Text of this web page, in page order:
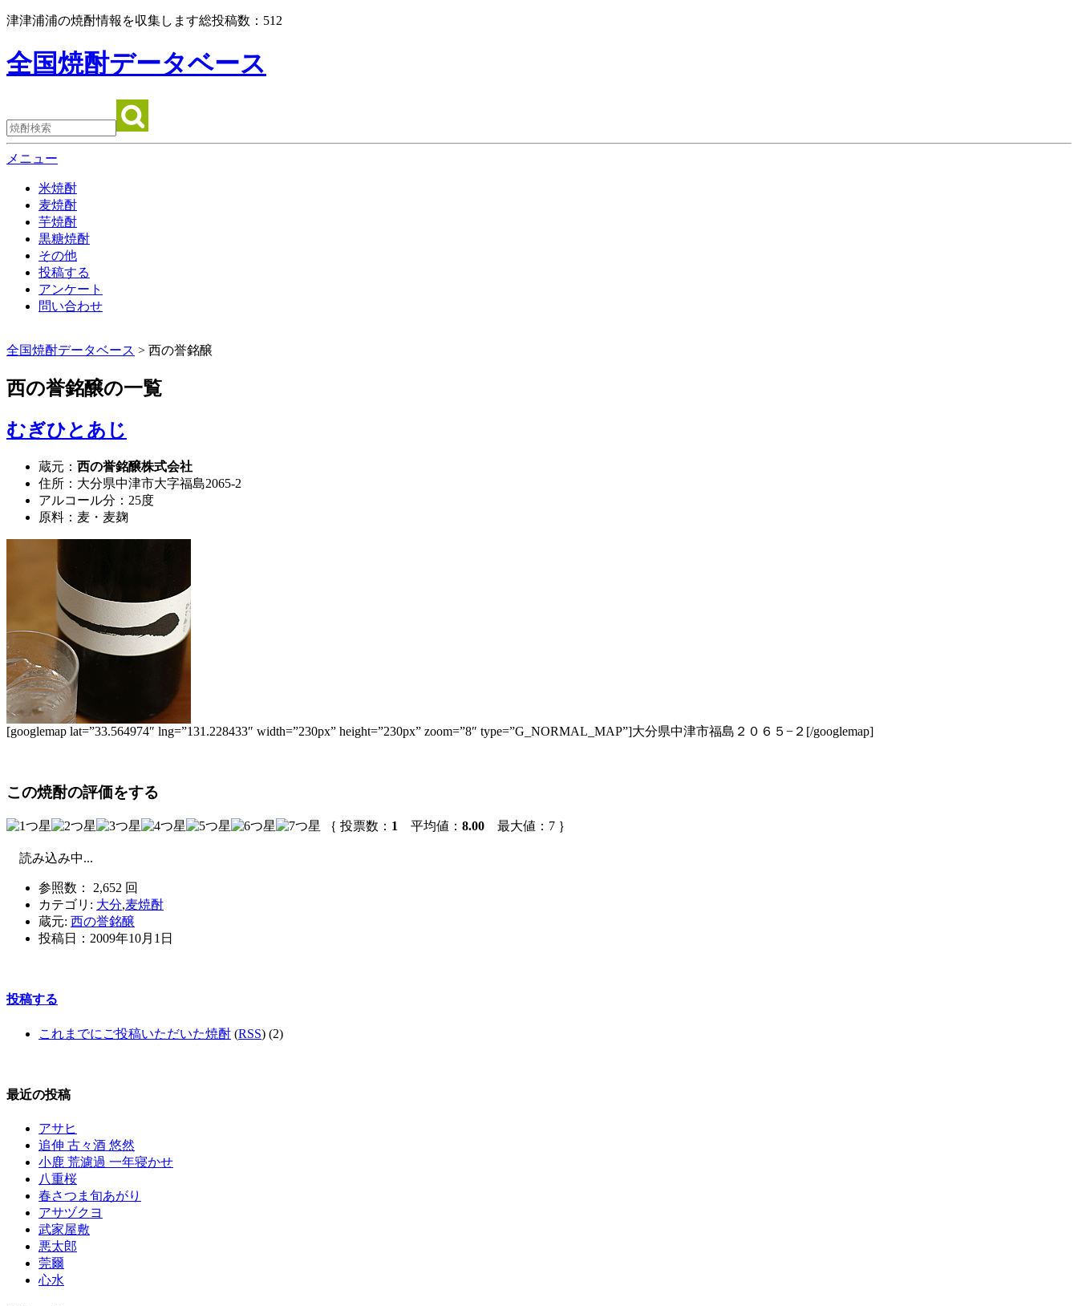
津津浦浦の焼酎情報を収集します総投稿数： 512
全国焼酎データベース
メニュー
米焼酎
麦焼酎
芋焼酎
黒糖焼酎
その他
投稿する
アンケート
問い合わせ
全国焼酎データベース > 西の誉銘醸
西の誉銘醸の一覧
むぎひとあじ
蔵元： 西の誉銘醸株式会社
住所：大分県中津市大字福島2065-2
アルコール分：25度
原料：麦・麦麹
[googlemap lat=”33.564974″ lng=”131.228433″ width=”230px” height=”230px” zoom=”8″ type=”G_NORMAL_MAP”]大分県中津市福島２０６５−２[/googlemap]
この焼酎の評価をする
｛ 投票数： 1 平均値： 8.00 最大値：7 ｝
読み込み中...
参照数： 2,652 回
カテゴリ: 大分,麦焼酎
蔵元: 西の誉銘醸
投稿日： 2009年10月1日
投稿する
これまでにご投稿いただいた焼酎 (RSS) (2)
最近の投稿
アサヒ
追伸 古々酒 悠然
小鹿 荒濾過 一年寝かせ
八重桜
春さつま旬あがり
アサヅクヨ
武家屋敷
悪太郎
莞爾
心水